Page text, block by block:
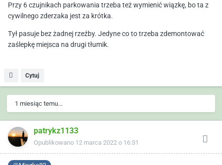
Przy 6 czujnikach parkowania trzeba też wymienić wiązkę, bo ta z
cywilnego zderzaka jest za krótka.
Tył pasuje bez żadnej rzeźby. Jedyne co to trzeba zdemontować
zaślepkę miejsca na drugi tłumik.
Cytuj
1 miesiąc temu...
patrykz1133
Opublikowano 12 marca 2022 o 16:31